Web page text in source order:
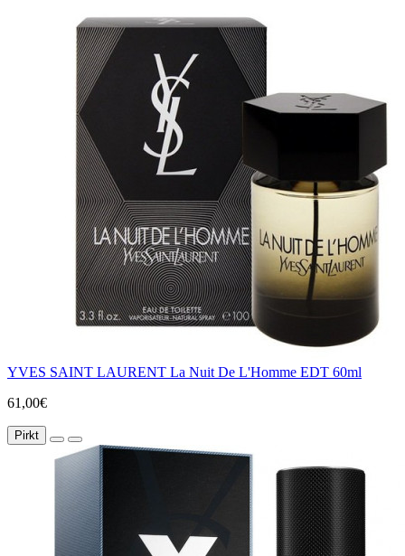
YVES SAINT LAURENT La Nuit De L'Homme EDT 60ml
61,00€
Pirkt